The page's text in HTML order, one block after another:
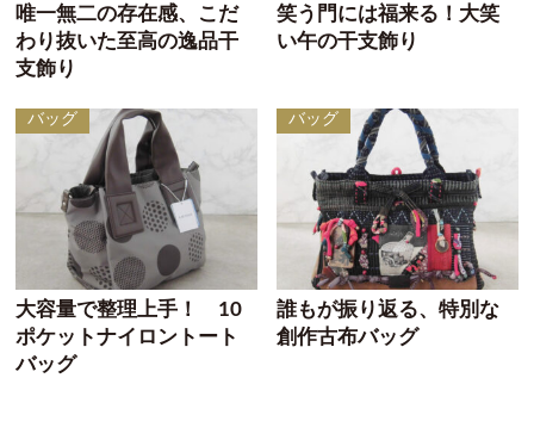
唯一無二の存在感、こだ
わり抜いた至高の逸品干
支飾り
笑う門には福来る！大笑
い午の干支飾り
バッグ
大容量で整理上手！ 10
ポケットナイロントート
バッグ
バッグ
誰もが振り返る、特別な
創作古布バッグ